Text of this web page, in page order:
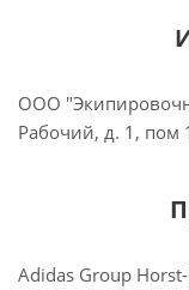
ООО
Рабочий, д. 1, пом
Adidas Group